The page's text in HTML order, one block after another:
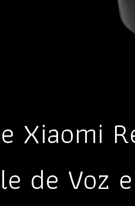
Xiaomi
de Voz